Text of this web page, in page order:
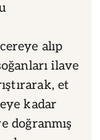
alıp
ilave
et
kadar
doğranmış